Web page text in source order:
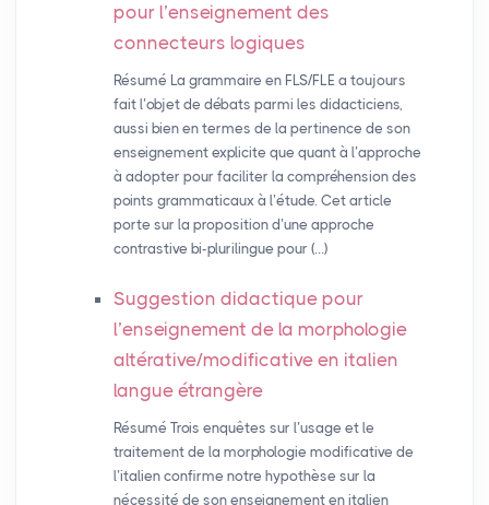
pour l’enseignement des
connecteurs logiques
Résumé La grammaire en FLS/FLE a toujours
fait l’objet de débats parmi les didacticiens,
aussi bien en termes de la pertinence de son
enseignement explicite que quant à l’approche
à adopter pour faciliter la compréhension des
points grammaticaux à l’étude. Cet article
porte sur la proposition d’une approche
contrastive bi-plurilingue pour (…)
Suggestion didactique pour
l’enseignement de la morphologie
altérative/modificative en italien
langue étrangère
Résumé Trois enquêtes sur l’usage et le
traitement de la morphologie modificative de
l’italien confirme notre hypothèse sur la
nécessité de son enseignement en italien